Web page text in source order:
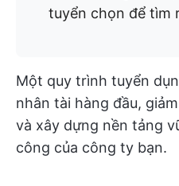
tuyển chọn để tìm
Một quy trình tuyển
nhân tài hàng đầu,
và xây dựng nền tảng
công của công ty bạn.